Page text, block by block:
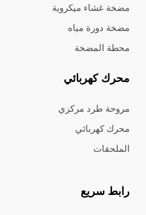
مضخة غشاء ميكروية
مضخة دورة مياه
محطة المضخة
محرك كهربائي
مروحة طرد مركزي
محرك كهربائي
الملحقات
رابط سريع